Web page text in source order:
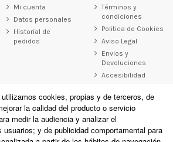
Mi cuenta
Datos personales
Historial de
pedidos
Términos y
condiciones
Politica de Cookies
Aviso Legal
Envios y
Devoluciones
Accesibilidad
(Cantabria)
(Cantabria)
utilizamos cookies, propias y de terceros, de
la calidad del producto o servicio
medir la audiencia y analizar el
usuarios; y de publicidad comportamental para